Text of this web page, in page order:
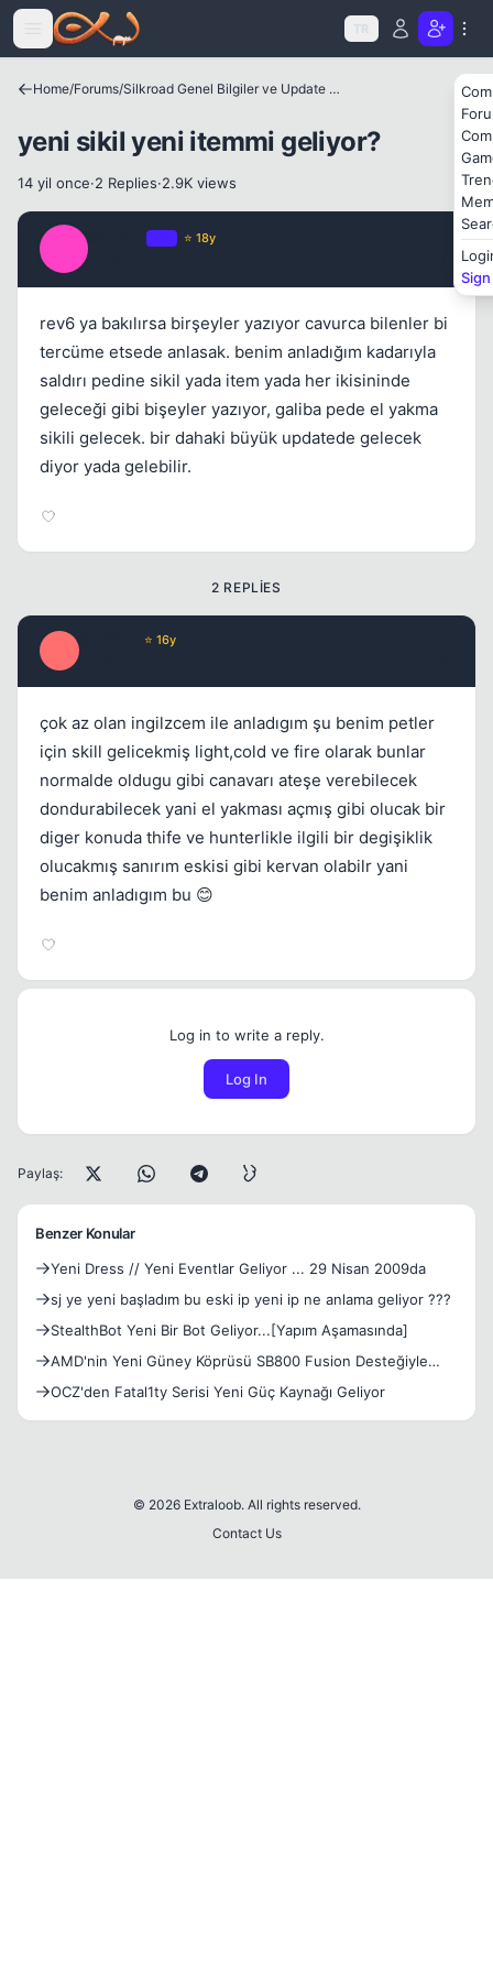
Icerige atla
TR
Home/Forums/ Silkroad Genel Bilgiler ve Update Bilgileri
yeni sikil yeni itemmi geliyor?
14 yil once·2 Replies·2.9K views
⭐ 18y
rev6 ya bakılırsa birşeyler yazıyor cavurca bilenler bi
tercüme etsede anlasak. benim anladığım kadarıyla
saldırı pedine sikil yada item yada her ikisininde
geleceği gibi bişeyler yazıyor, galiba pede el yakma
sikili gelecek. bir dahaki büyük updatede gelecek
diyor yada gelebilir.
2 REPLIES
⭐ 16y
çok az olan ingilzcem ile anladıgım şu benim petler
için skill gelicekmiş light,cold ve fire olarak bunlar
normalde oldugu gibi canavarı ateşe verebilecek
dondurabilecek yani el yakması açmış gibi olucak bir
diger konuda thife ve hunterlikle ilgili bir degişiklik
olucakmış sanırım eskisi gibi kervan olabilr yani
benim anladıgım bu 😊
Kapat
Log in to write a reply.
Log In
Paylaş:
Benzer Konular
Yeni Dress // Yeni Eventlar Geliyor ... 29 Nisan 2009da
sj ye yeni başladım bu eski ip yeni ip ne anlama geliyor ???
StealthBot Yeni Bir Bot Geliyor...[Yapım Aşamasında]
AMD'nin Yeni Güney Köprüsü SB800 Fusion Desteğiyle
Geliyor
OCZ'den Fatal1ty Serisi Yeni Güç Kaynağı Geliyor
© 2026 Extraloob. All rights reserved.
Contact Us